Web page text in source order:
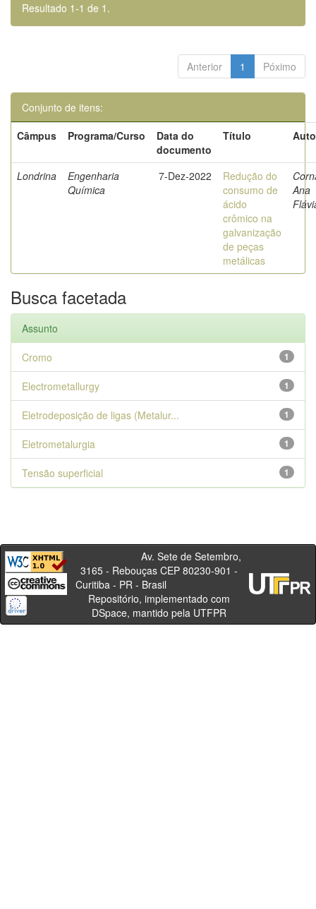
Resultado 1-1 de 1.
Anterior 1 Póximo
Conjunto de itens:
Câmpus
Programa/Curso
Data do
documento
Título
Londrina
Engenharia
Química
7-Dez-2022
Redução do
consumo de
ácido
crômico na
galvanização
de peças
metálicas
Ana
Busca facetada
Assunto
1
Cromo
1
Electrometallurgy
1
Eletrodeposição de ligas (Metalur...
1
Eletrometalurgia
1
Tensão superficial
Av. Sete de Setembro,
3165 - Rebouças CEP 80230-901 -
Curitiba - PR - Brasil
Repositório, implementado com
DSpace, mantido pela UTFPR